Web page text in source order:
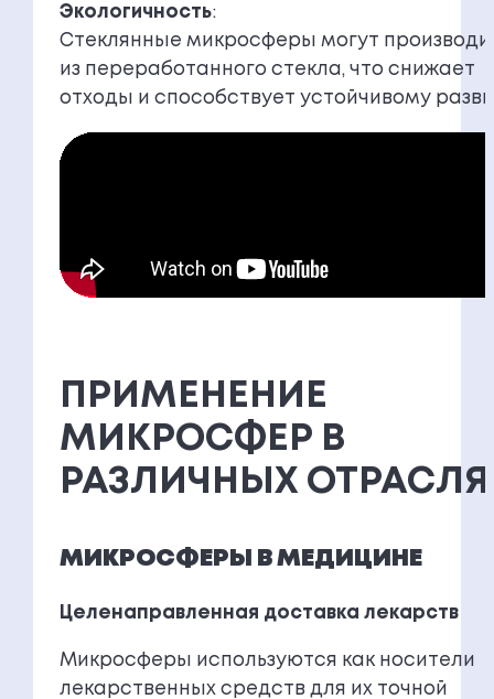
Экологичность:
Стеклянные микросферы могут
из переработанного стекла, что снижает
отходы и способствует устойчивому
ПРИМЕНЕНИЕ
МИКРОСФЕР В
РАЗЛИЧНЫХ
МИКРОСФЕРЫ В МЕДИЦИНЕ
Целенаправленная доставка лекарств
Микросферы используются как носители
лекарственных средств для их точной